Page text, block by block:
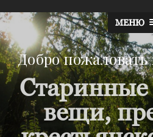
МЕНЮ
Добро пожаловать
Старинные
вещи,